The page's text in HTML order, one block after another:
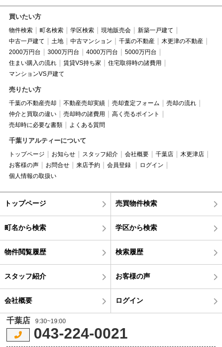
買いたい方
物件検索 町名検索 学区検索 現地販売会
新築一戸建て
中古一戸建て
土地 中古マンション 千葉の不動産
木更津の不動産
2000万円台
3000万円台 4000万円台
5000万円台
住まい購入の流れ
賃貸VS持ち家
住宅取得時の諸費用
マンションVS戸建て
売りたい方
千葉の不動産売却 不動産売却実績 売却査定フォーム
売却の流れ
仲介と買取の違い
売却時の諸費用
高く売るポイント
売却時に必要な書類
よくある質問
千葉リアルティーについて
トップページ お知らせ スタッフ紹介 会社概要 千葉店
木更津店
お客様の声
お問合せ 来店予約 会員登録
ログイン
個人情報の取扱い
トップページ 売買物件検索
町名から検索 学区から検索
物件閲覧履歴 検索履歴
スタッフ紹介 お客様の声
会社概要 ログイン
千葉店 9:30~19:00
043-224-0021